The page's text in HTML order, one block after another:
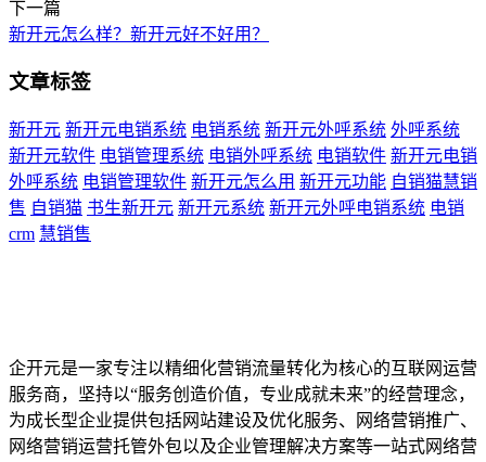
下一篇
新开元怎么样？新开元好不好用？
文章标签
新开元 新开元电销系统 电销系统 新开元外呼系统 外呼系统
新开元软件 电销管理系统 电销外呼系统 电销软件 新开元电销
外呼系统 电销管理软件 新开元怎么用 新开元功能 自销猫慧销
售 自销猫 书生新开元 新开元系统 新开元外呼电销系统 电销
crm 慧销售
企开元是一家专注以精细化营销流量转化为核心的互联网运营
服务商，坚持以“服务创造价值，专业成就未来”的经营理念，
为成长型企业提供包括网站建设及优化服务、网络营销推广、
网络营销运营托管外包以及企业管理解决方案等一站式网络营